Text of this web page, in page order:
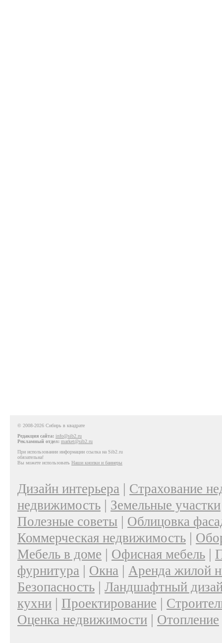
© 2008-2026 Сибирь в квадрате
Редакция сайта: info@sib2.ru
Рекламный отдел: market@sib2.ru
При использовании информации ссылка на Sib2.ru
обязательна!
Вы можете использовать Наши кнопки и баннеры
Дизайн интерьера | Страхование
недвижимость | Земельные участки
Полезные советы | Облицовка
Коммерческая недвижимость |
Мебель в доме | Офисная мебель |
фурнитура | Окна | Аренда жилой
Безопасность | Ландшафтный
кухни | Проектирование |
Оценка недвижимости | Отопление